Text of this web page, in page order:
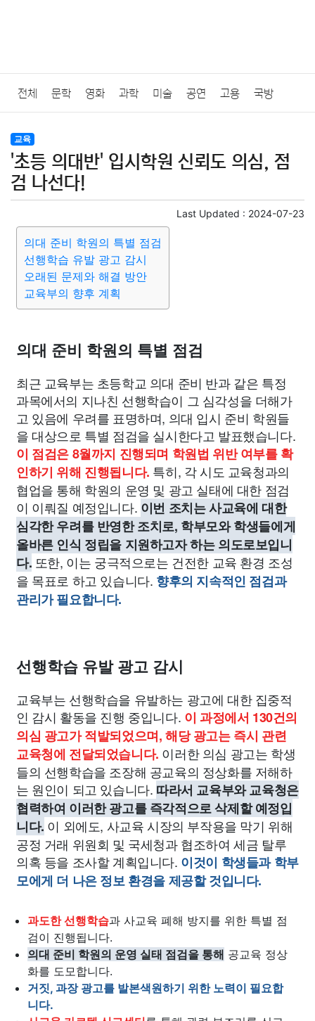
전체 문학 영화 과학 미술 공연 고용 국방
법률
질병 가요 방송 일상 주식 암호화폐 블록체인
미용 증권 인테리어
요리 상품리뷰 원예 금융
대출 자동차 취미 여행
교육
'초등 의대반' 입시학원 신뢰도 의심, 점
검 나선다!
Last Updated : 2024-07-23
의대 준비 학원의 특별 점검
선행학습 유발 광고 감시
오래된 문제와 해결 방안
교육부의 향후 계획
의대 준비 학원의 특별 점검
최근 교육부는 초등학교 의대 준비 반과 같은 특정
과목에서의 지나친 선행학습이 그 심각성을 더해가
고 있음에 우려를 표명하며, 의대 입시 준비 학원들
을 대상으로 특별 점검을 실시한다고 발표했습니다.
이 점검은 8월까지 진행되며 학원법 위반 여부를 확
인하기 위해 진행됩니다. 특히, 각 시도 교육청과의
협업을 통해 학원의 운영 및 광고 실태에 대한 점검
이 이뤄질 예정입니다. 이번 조치는 사교육에 대한
심각한 우려를 반영한 조치로, 학부모와 학생들에게
올바른 인식 정립을 지원하고자 하는 의도로보입니
다. 또한, 이는 궁극적으로는 건전한 교육 환경 조성
을 목표로 하고 있습니다. 향후의 지속적인 점검과
관리가 필요합니다.
선행학습 유발 광고 감시
교육부는 선행학습을 유발하는 광고에 대한 집중적
인 감시 활동을 진행 중입니다. 이 과정에서 130건의
의심 광고가 적발되었으며, 해당 광고는 즉시 관련
교육청에 전달되었습니다. 이러한 의심 광고는 학생
들의 선행학습을 조장해 공교육의 정상화를 저해하
는 원인이 되고 있습니다. 따라서 교육부와 교육청은
협력하여 이러한 광고를 즉각적으로 삭제할 예정입
니다. 이 외에도, 사교육 시장의 부작용을 막기 위해
공정 거래 위원회 및 국세청과 협조하여 세금 탈루
의혹 등을 조사할 계획입니다. 이것이 학생들과 학부
모에게 더 나은 정보 환경을 제공할 것입니다.
과도한 선행학습과 사교육 폐해 방지를 위한 특별 점
검이 진행됩니다.
의대 준비 학원의 운영 실태 점검을 통해 공교육 정상
화를 도모합니다.
거짓, 과장 광고를 발본색원하기 위한 노력이 필요합
니다.